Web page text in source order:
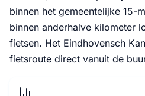
binnen het gemeentelijke 15-
binnen anderhalve kilometer
fietsen. Het Eindhovensch
fietsroute direct vanuit de